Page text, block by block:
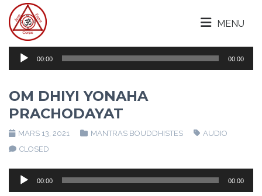
MENU
Lecteur
audio
00:00 00:00
OM DHIYI YONAHA
PRACHODAYAT
MARS 13, 2021 MANTRAS BOUDDHISTES
AUDIO
CLOSED
Lecteur
audio
00:00 00:00